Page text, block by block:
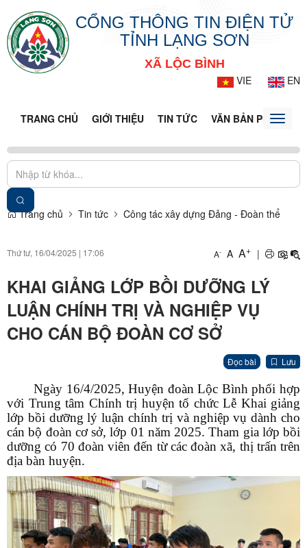
CỔNG THÔNG TIN ĐIỆN TỬ
TỈNH LẠNG SƠN
XÃ LỘC BÌNH
VIE
EN
TRANG CHỦ GIỚI THIỆU TIN TỨC VĂN BẢN PHÁPToggle
Trang chủ Tin tức Công tác xây dựng Đảng - Đoàn thể
Thứ tư, 16/04/2025 | 17:06 A- A A+ |
KHAI GIẢNG LỚP BỒI DƯỠNG LÝ
LUẬN CHÍNH TRỊ VÀ NGHIỆP VỤ
CHO CÁN BỘ ĐOÀN CƠ SỞ
Đọc bài Lưu
Ngày 16/4/2025, Huyện đoàn Lộc Bình phối hợp
với Trung tâm Chính trị huyện tổ chức Lễ Khai giảng
lớp bồi dưỡng lý luận chính trị và nghiệp vụ dành cho
cán bộ đoàn cơ sở, lớp 01 năm 2025. Tham gia lớp bồi
dưỡng có 70 đoàn viên đến từ các đoàn xã, thị trấn trên
địa bàn huyện.